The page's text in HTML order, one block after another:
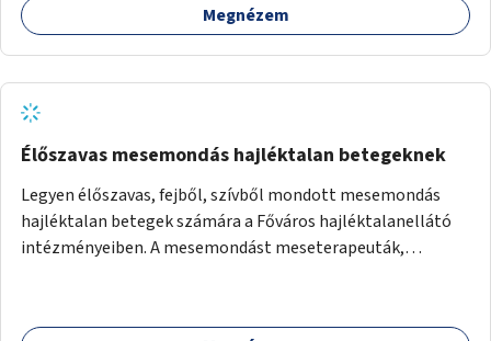
Megnézem
Élőszavas mesemondás hajléktalan betegeknek
Legyen élőszavas, fejből, szívből mondott mesemondás
hajléktalan betegek számára a Főváros hajléktalanellátó
intézményeiben. A mesemondást meseterapeuták,